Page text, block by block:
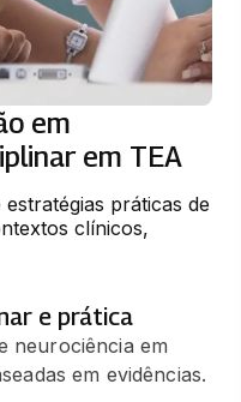
em
em TEA
práticas de
clínicos,
e prática
neurociência em
em evidências.